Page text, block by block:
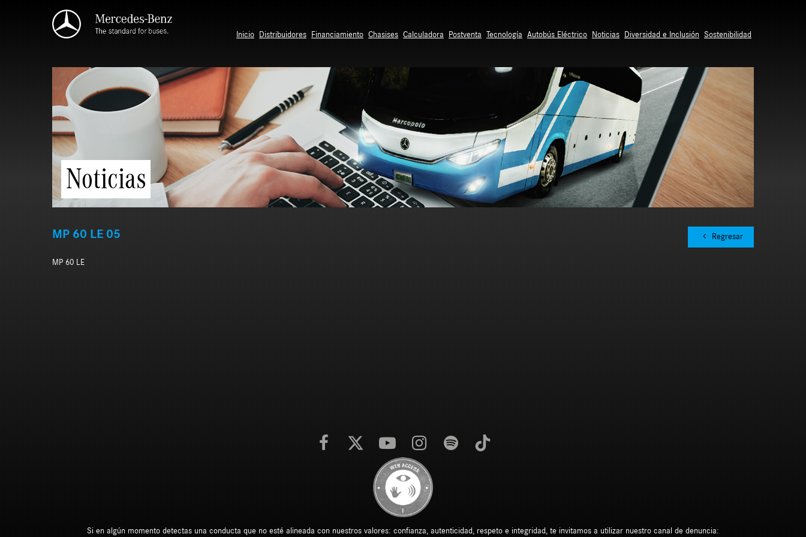
Inicio Distribuidores Financiamiento Chasises Calculadora Postventa Tecnología Autobús Eléctrico Noticias Diversidad e Inclusión Sostenibilidad
Noticias
Regresar
MP 60 LE 05
MP 60 LE
Si en algún momento detectas una conducta que no esté alineada con nuestros valores: confianza, autenticidad, respeto e integridad, te invitamos a utilizar nuestro canal de denuncia: